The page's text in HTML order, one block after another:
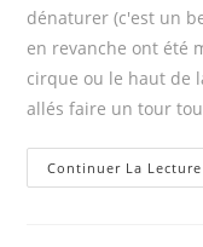
dénaturer (c'est un
en revanche ont été
cirque ou le haut de
allés faire un tour
Continuer La Lecture